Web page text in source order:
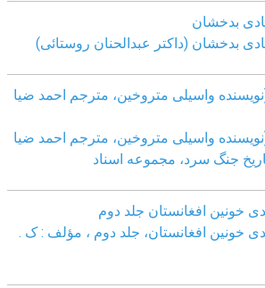
بدخشان
بدخشان (داکتر عبدالحنان روستائی)
واسیلی متروخین، مترجم احمد ضیا
واسیلی متروخین، مترجم احمد ضیا
جنگ سرد، مجموعه اسناد
خونین افغانستان جلد دوم
خونین افغانستان، جلد دوم ، مؤلف : ک .